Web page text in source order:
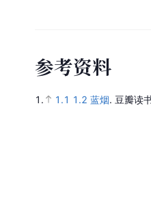
参考资料
1. 1.1 1.2 蓝烟. 豆瓣读